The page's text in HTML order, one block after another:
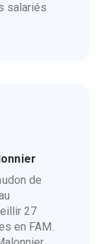
salariés
de
27
en FAM.